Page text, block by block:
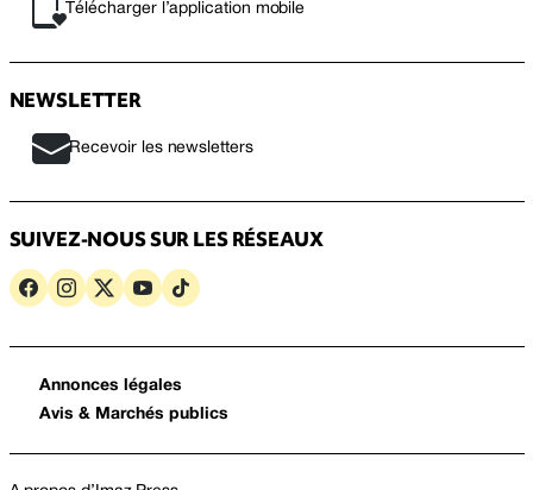
Télécharger l’application mobile
NEWSLETTER
Recevoir les newsletters
SUIVEZ-NOUS SUR LES RÉSEAUX
Annonces légales
Avis & Marchés publics